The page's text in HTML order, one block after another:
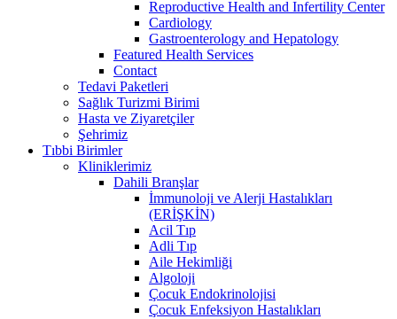
Reproductive Health and Infertility Center
Cardiology
Gastroenterology and Hepatology
Featured Health Services
Contact
Tedavi Paketleri
Sağlık Turizmi Birimi
Hasta ve Ziyaretçiler
Şehrimiz
Tıbbi Birimler
Kliniklerimiz
Dahili Branşlar
İmmunoloji ve Alerji Hastalıkları
(ERİŞKİN)
Acil Tıp
Adli Tıp
Aile Hekimliği
Algoloji
Çocuk Endokrinolojisi
Çocuk Enfeksiyon Hastalıkları